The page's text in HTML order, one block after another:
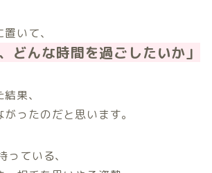
いて、
どんな時間を過ごしたいか」
果、
ったのだと思います。
ている、